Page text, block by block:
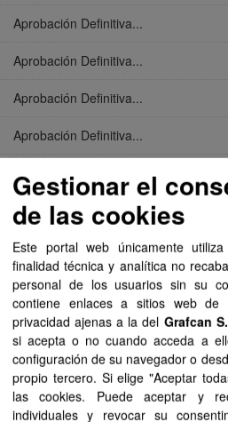
Aprobación Definitiva...
Aprobación Definitiva...
Aprobación Definitiva...
Aprobación Definitiva...
Aprobación Definitiva...
Aprobación Definitiva...
Aprobación Definitiva...
Aprobación Definitiva...
Aprobación Definitiva...
Aprobación Definitiva...
Aprobación Definitiva...
Gestionar el
de las cookies
Este portal web únicamente
finalidad técnica y analítica no
personal de los usuarios sin su
contiene enlaces a sitios web de
privacidad ajenas a la del Grafcan
si acepta o no cuando acceda a
configuración de su navegador o
propio tercero. Si elige "Aceptar
las cookies. Puede aceptar y
individuales y revocar su